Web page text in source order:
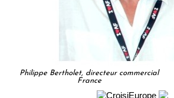
Philippe Bertholet, directeur commercial
France